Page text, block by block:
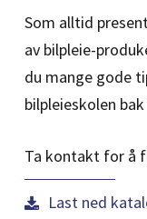
Som alltid
av bilpleie-
du mange gode
bilpleieskolen
Ta kontakt for å
Last ned